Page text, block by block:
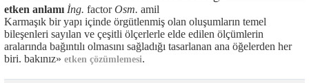
etken anlamı İng. factorOsm. amil
Karmaşık bir yapı içinde örgütlenmiş olan oluşumların temel
bileşenleri sayılan ve çeşitli ölçerlerle elde edilen ölçümlerin
aralarında bağıntılı olmasını sağladığı tasarlanan ana öğelerden her
biri. bakınız» etken çözümlemesi.